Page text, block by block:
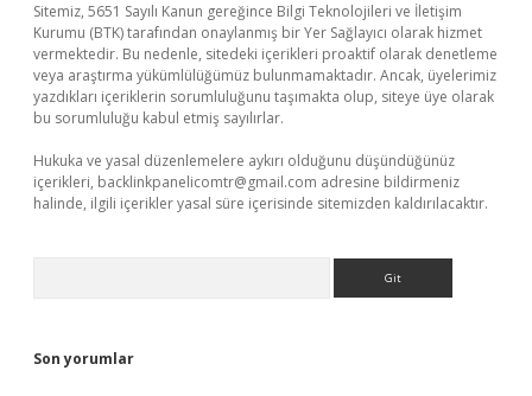
Sitemiz, 5651 Sayılı Kanun gereğince Bilgi Teknolojileri ve İletişim
Kurumu (BTK) tarafından onaylanmış bir Yer Sağlayıcı olarak hizmet
vermektedir. Bu nedenle, sitedeki içerikleri proaktif olarak denetleme
veya araştırma yükümlülüğümüz bulunmamaktadır. Ancak, üyelerimiz
yazdıkları içeriklerin sorumluluğunu taşımakta olup, siteye üye olarak
bu sorumluluğu kabul etmiş sayılırlar.
Hukuka ve yasal düzenlemelere aykırı olduğunu düşündüğünüz
içerikleri, backlinkpanelicomtr@gmail.com adresine bildirmeniz
halinde, ilgili içerikler yasal süre içerisinde sitemizden kaldırılacaktır.
Son yorumlar